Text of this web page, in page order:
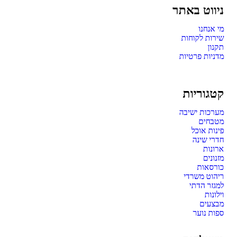
ניווט באתר
מי אנחנו
שירות לקוחות
תקנון
מדניות פרטיות
קטגוריות
מערכות ישיבה
מטבחים
פינות אוכל
חדרי שינה
ארונות
מזנונים
כורסאות
ריהוט משרדי
למגזר הדתי
וילונות
מבצעים
ספות נוער